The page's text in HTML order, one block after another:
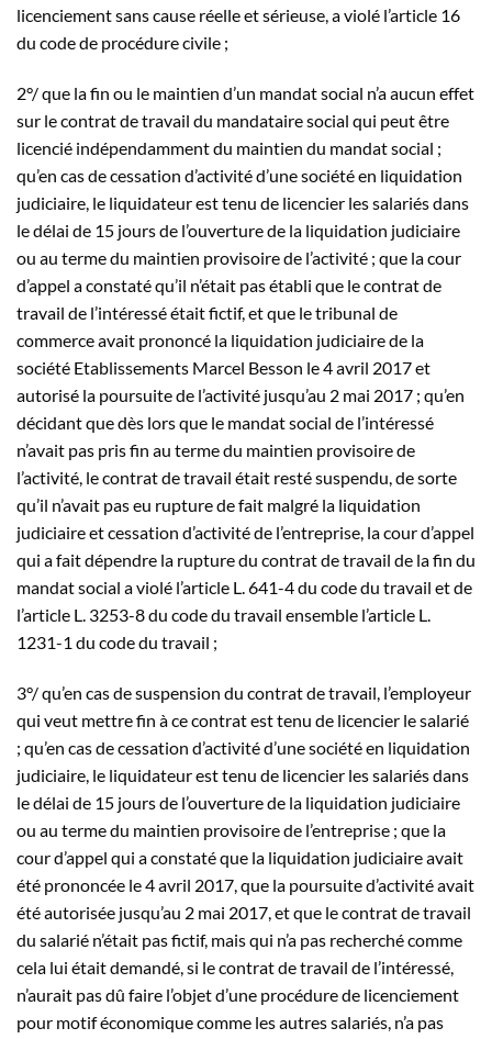
licenciement sans cause réelle et sérieuse, a violé l’article 16
du code de procédure civile ;
2°/ que la fin ou le maintien d’un mandat social n’a aucun effet
sur le contrat de travail du mandataire social qui peut être
licencié indépendamment du maintien du mandat social ;
qu’en cas de cessation d’activité d’une société en liquidation
judiciaire, le liquidateur est tenu de licencier les salariés dans
le délai de 15 jours de l’ouverture de la liquidation judiciaire
ou au terme du maintien provisoire de l’activité ; que la cour
d’appel a constaté qu’il n’était pas établi que le contrat de
travail de l’intéressé était fictif, et que le tribunal de
commerce avait prononcé la liquidation judiciaire de la
société Etablissements Marcel Besson le 4 avril 2017 et
autorisé la poursuite de l’activité jusqu’au 2 mai 2017 ; qu’en
décidant que dès lors que le mandat social de l’intéressé
n’avait pas pris fin au terme du maintien provisoire de
l’activité, le contrat de travail était resté suspendu, de sorte
qu’il n’avait pas eu rupture de fait malgré la liquidation
judiciaire et cessation d’activité de l’entreprise, la cour d’appel
qui a fait dépendre la rupture du contrat de travail de la fin du
mandat social a violé l’article L. 641-4 du code du travail et de
l’article L. 3253-8 du code du travail ensemble l’article L.
1231-1 du code du travail ;
3°/ qu’en cas de suspension du contrat de travail, l’employeur
qui veut mettre fin à ce contrat est tenu de licencier le salarié
; qu’en cas de cessation d’activité d’une société en liquidation
judiciaire, le liquidateur est tenu de licencier les salariés dans
le délai de 15 jours de l’ouverture de la liquidation judiciaire
ou au terme du maintien provisoire de l’entreprise ; que la
cour d’appel qui a constaté que la liquidation judiciaire avait
été prononcée le 4 avril 2017, que la poursuite d’activité avait
été autorisée jusqu’au 2 mai 2017, et que le contrat de travail
du salarié n’était pas fictif, mais qui n’a pas recherché comme
cela lui était demandé, si le contrat de travail de l’intéressé,
n’aurait pas dû faire l’objet d’une procédure de licenciement
pour motif économique comme les autres salariés, n’a pas